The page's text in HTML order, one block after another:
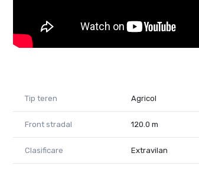
Tip teren Agricol
Front stradal 120.0 m
Clasificare Extravilan